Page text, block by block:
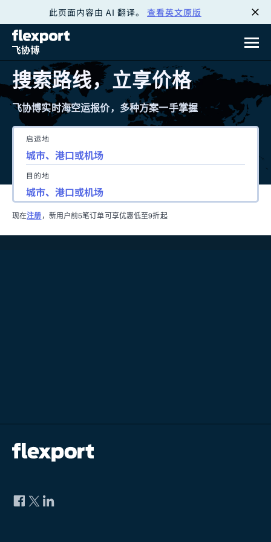
此页面内容由 AI 翻译。 查看英文原版
搜索路线，立享价格
飞协博实时海空运报价，多种方案一手掌握
启运地
目的地
现在注册 ，新用户前5笔订单可享优惠低至9折起